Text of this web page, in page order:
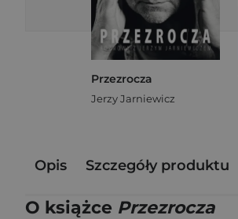
Przezrocza
Jerzy Jarniewicz
Opis Szczegóły produktu
O książce Przezrocza